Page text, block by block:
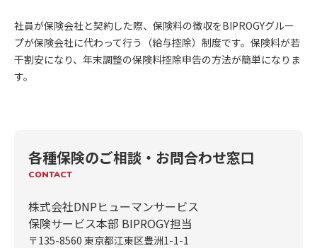
社員が保険会社と契約した際、保険料の徴収をBIPROGYグルー
プが保険会社に代わって行う（給与控除）制度です。保険料が若
干割安になり、年末調整の保険料控除申告の方法が簡単になりま
す。
各種保険のご相談・お問合わせ窓口
CONTACT
株式会社DNPヒューマンサービス
保険サービス本部 BIPROGY担当
〒135-8560 東京都江東区豊洲1-1-1